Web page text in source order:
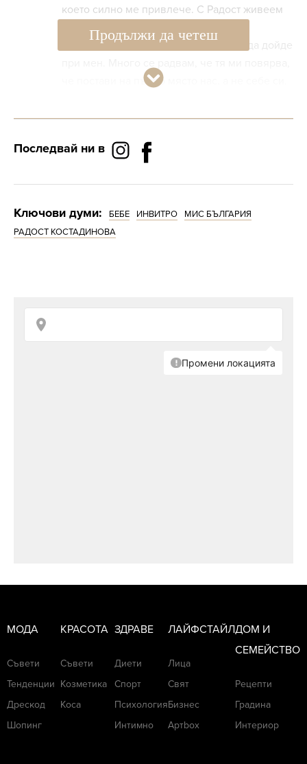
което силно ме привлече. С Радост живеем
от първата ни среща. Мигновено й
предложих да се откаже от всичко и да дойде
че постави на първо място нас, а не себе си.
сподели футболистът.
За трудните ситуации, през които минават, той
станахме още по-близки. Доста по-тежко
преживяхме предните неуспешни опити, в които
спечелва нейното доверие.
Продължи да четеш
Последвай ни в
Ключови думи: БЕБЕ ИНВИТРО
МИС БЪЛГАРИЯ
РАДОСТ КОСТАДИНОВА
МОДА
Съвети
Тенденции
Дрескод
Шопинг
КРАСОТА
Съвети
Козметика
Коса
ЗДРАВЕ
Диети
Спорт
Психология
Интимно
ЛАЙФСТАЙЛ
Лица
Свят
Бизнес
Артbox
ДОМ И
СЕМЕЙСТВО
Рецепти
Градина
Интериор